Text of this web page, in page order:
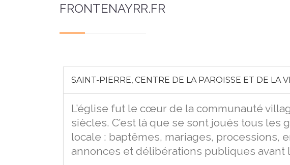
FRONTENAYRR.FR
SAINT-PIERRE, CENTRE DE LA PAROISSE ET DE LA
L’église fut le cœur de la communauté
siècles. C’est là que se sont joués tous les
locale : baptêmes, mariages, processions,
annonces et délibérations publiques avant